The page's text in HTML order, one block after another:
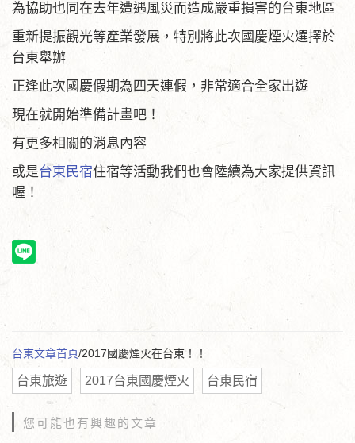
為協助也同在去年遭遇風災而造成嚴重損害的台東地區
重新提振觀光等產業發展，特別將此次國慶煙火選擇於
台東舉辦
正逢此次國慶假期為四天連假，非常適合全家出遊
現在就開始準備計畫吧！
有更多相關的消息內容
或是台東民宿住宿等活動我們也會陸續為大家提供資訊
喔！
台東文章首頁/2017國慶煙火在台東！！
台東旅遊 2017台東國慶煙火 台東民宿
您可能也有興趣的文章